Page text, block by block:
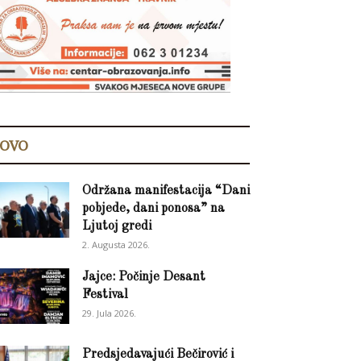
Održana manifestacija “Dani
pobjede, dani ponosa” na
Ljutoj gredi
2. Augusta 2026.
Jajce: Počinje Desant
Festival
29. Jula 2026.
Predsjedavajući Bečirović i